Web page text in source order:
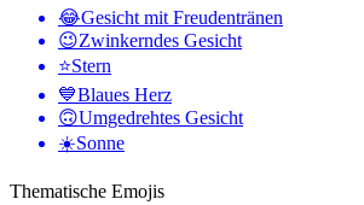
😂Gesicht mit Freudentränen
😉Zwinkerndes Gesicht
⭐Stern
💙Blaues Herz
🙃Umgedrehtes Gesicht
☀️Sonne
Thematische Emojis